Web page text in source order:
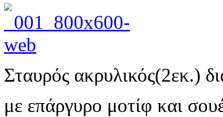
Σταυρός ακρυλικός(2εκ.)
με επάργυρο μοτίφ και